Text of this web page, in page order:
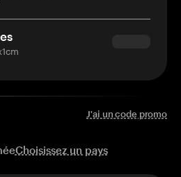
J'ai un code promo
Choisissez un pays